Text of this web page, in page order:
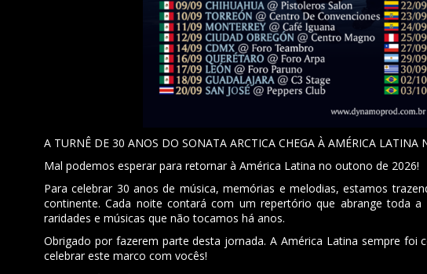
A TURNÊ DE 30 ANOS DO SONATA ARCTICA CHEGA À AMÉRICA LATINA
Mal podemos esperar para retornar à América Latina no outono de 2026!
Para celebrar 30 anos de música, memórias e melodias, estamos
continente. Cada noite contará com um repertório que abrange toda
raridades e músicas que não tocamos há anos.
Obrigado por fazerem parte desta jornada. A América Latina sempre
celebrar este marco com vocês!